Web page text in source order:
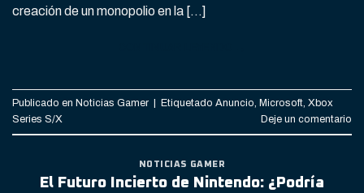
creación de un monopolio en la […]
Publicado en Noticias Gamer Etiquetado Anuncio, Microsoft, Xbox
Series S/X
Deje un comentario
NOTICIAS GAMER
El Futuro Incierto de Nintendo: ¿Podría